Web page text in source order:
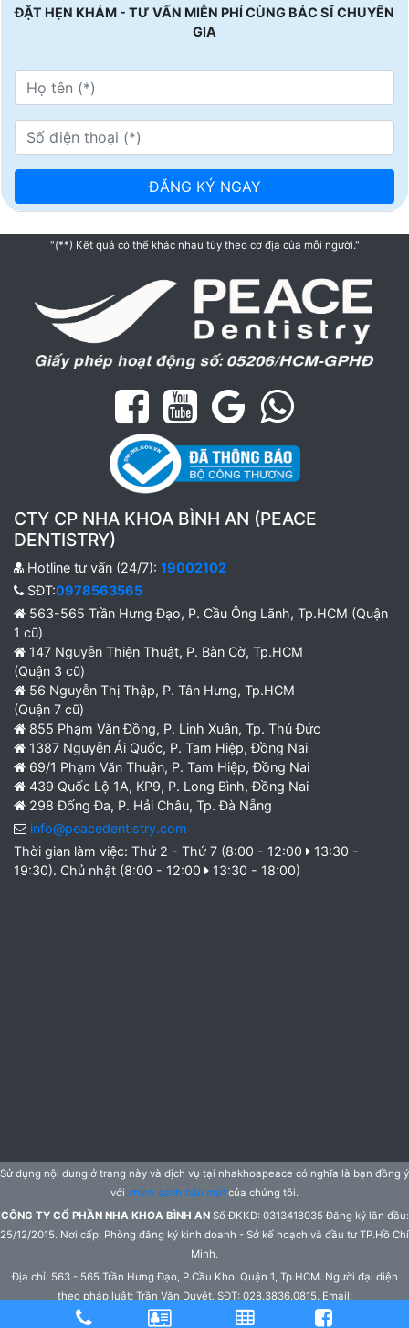
ĐẶT HẸN KHÁM - TƯ VẤN MIỄN PHÍ CÙNG BÁC SĨ CHUYÊN
GIA
"(**) Kết quả có thể khác nhau tùy theo cơ địa của mỗi người."
CTY CP NHA KHOA BÌNH AN (PEACE
DENTISTRY)
Hotline tư vấn (24/7): 19002102
SĐT:0978563565
563-565 Trần Hưng Đạo, P. Cầu Ông Lãnh, Tp.HCM (Quận
1 cũ)
147 Nguyễn Thiện Thuật, P. Bàn Cờ, Tp.HCM
(Quận 3 cũ)
56 Nguyễn Thị Thập, P. Tân Hưng, Tp.HCM
(Quận 7 cũ)
855 Phạm Văn Đồng, P. Linh Xuân, Tp. Thủ Đức
1387 Nguyễn Ái Quốc, P. Tam Hiệp, Đồng Nai
69/1 Phạm Văn Thuận, P. Tam Hiệp, Đồng Nai
439 Quốc Lộ 1A, KP9, P. Long Bình, Đồng Nai
298 Đống Đa, P. Hải Châu, Tp. Đà Nẵng
info@peacedentistry.com
Thời gian làm việc: Thứ 2 - Thứ 7 (8:00 - 12:00
13:30 -
19:30). Chủ nhật (8:00 - 12:00
13:30 - 18:00)
Sử dụng nội dung ở trang này và dịch vụ tại nhakhoapeace có nghĩa là bạn đồng ý
với chính sách bảo mật của chúng tôi.
CÔNG TY CỔ PHẦN NHA KHOA BÌNH ANSố ĐKKD: 0313418035 Đăng ký lần đầu:
25/12/2015. Nơi cấp: Phòng đăng ký kinh doanh - Sở kế hoạch và đầu tư TP.Hồ Chí
Minh.
Địa chỉ: 563 - 565 Trần Hưng Đạo, P.Cầu Kho, Quận 1, Tp.HCM. Người đại diện
theo pháp luật: Trần Văn Duyệt. SĐT: 028.3836.0815. Email:
peacedentistry@gmail.com